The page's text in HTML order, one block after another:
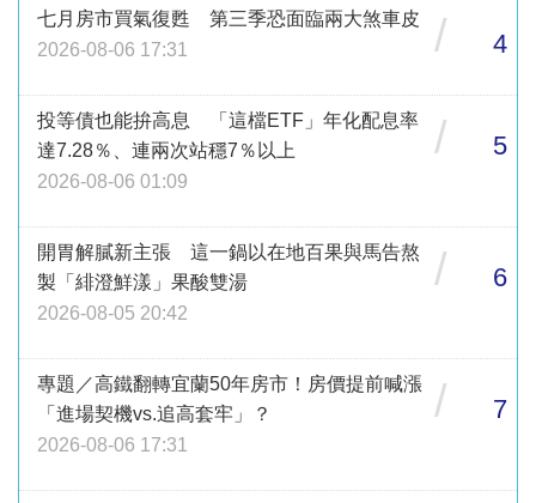
七月房市買氣復甦 第三季恐面臨兩大煞車皮
2026-08-06 17:31
/ 4
投等債也能拚高息 「這檔ETF」年化配息率
達7.28％、連兩次站穩7％以上
2026-08-06 01:09
/ 5
開胃解膩新主張 這一鍋以在地百果與馬告熬
製「緋澄鮮漾」果酸雙湯
2026-08-05 20:42
/ 6
專題／高鐵翻轉宜蘭50年房市！房價提前喊漲
「進場契機vs.追高套牢」？
2026-08-06 17:31
/ 7